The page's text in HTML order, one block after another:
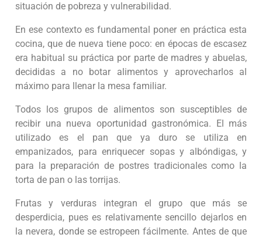
situación de pobreza y vulnerabilidad.
En ese contexto es fundamental poner en práctica esta
cocina, que de nueva tiene poco: en épocas de escasez
era habitual su práctica por parte de madres y abuelas,
decididas a no botar alimentos y aprovecharlos al
máximo para llenar la mesa familiar.
Todos los grupos de alimentos son susceptibles de
recibir una nueva oportunidad gastronómica. El más
utilizado es el pan que ya duro se utiliza en
empanizados, para enriquecer sopas y albóndigas, y
para la preparación de postres tradicionales como la
torta de pan o las torrijas.
Frutas y verduras integran el grupo que más se
desperdicia, pues es relativamente sencillo dejarlos en
la nevera, donde se estropeen fácilmente. Antes de que